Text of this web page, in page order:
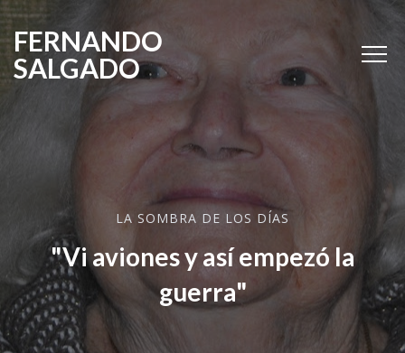
FERNANDO
SALGADO
LA SOMBRA DE LOS DÍAS
"Vi aviones y así empezó la
guerra"